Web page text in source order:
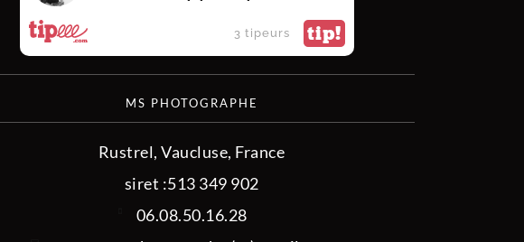
3 tipeurs tip!
MS PHOTOGRAPHE
Rustrel, Vaucluse, France
siret :513 349 902
06.08.50.16.28